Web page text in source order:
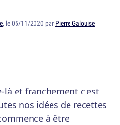
, le 05/11/2020 par Pierre Galouise
là et franchement c'est
nos idées de recettes
à être